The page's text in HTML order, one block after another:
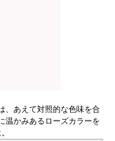
、あえて対照的な色味を合
温かみあるローズカラーを